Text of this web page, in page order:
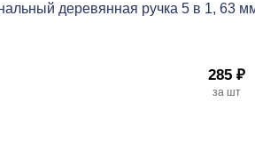
деревянная ручка 5 в 1, 63
285 ₽